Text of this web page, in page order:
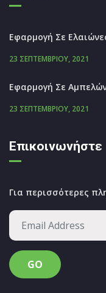
Εφαρμογή Σε
23 ΣΕΠΤΕΜΒΡΊΟΥ, 2021
Εφαρμογή Σε
23 ΣΕΠΤΕΜΒΡΊΟΥ, 2021
Επικοινωνήστε
Για περισσότερες